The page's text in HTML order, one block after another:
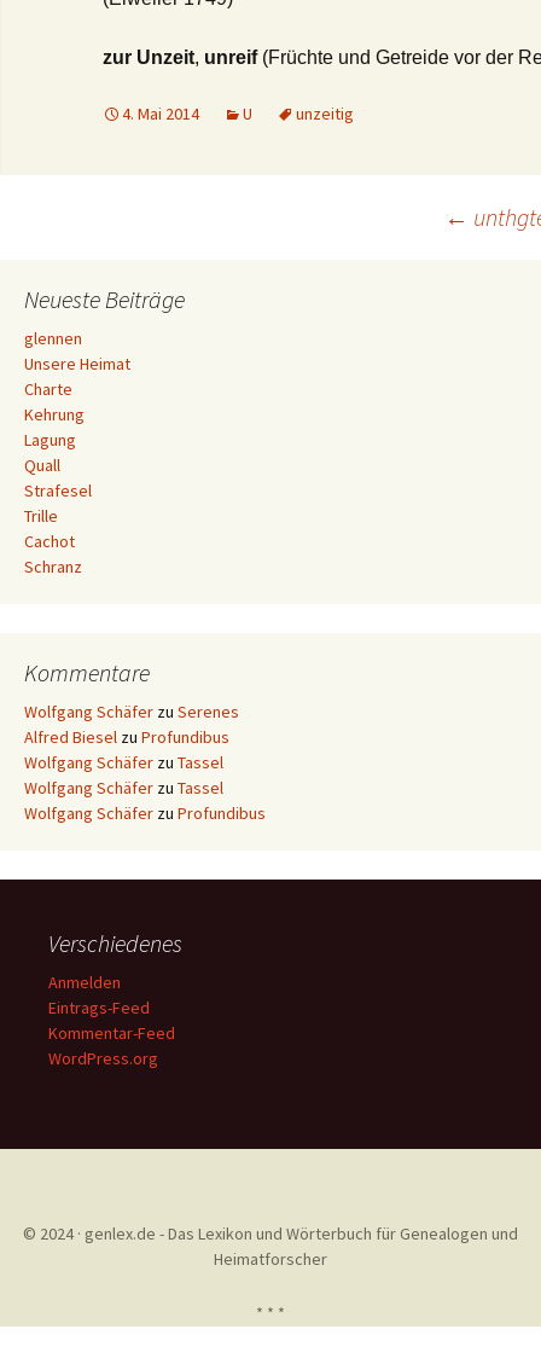
zur Unzeit, unreif (Früchte und Getreide vor der
4. Mai 2014 U unzeitig
Navigation
←
Neueste Beiträge
glennen
Unsere Heimat
Charte
Kehrung
Lagung
Quall
Strafesel
Trille
Cachot
Schranz
Kommentare
Wolfgang Schäfer zu Serenes
Alfred Biesel zu Profundibus
Wolfgang Schäfer zu Tassel
Wolfgang Schäfer zu Tassel
Wolfgang Schäfer zu Profundibus
Verschiedenes
Anmelden
Eintrags-Feed
Kommentar-Feed
WordPress.org
© 2024 · genlex.de - Das Lexikon und Wörterbuch für Genealogen und
Heimatforscher
* * *